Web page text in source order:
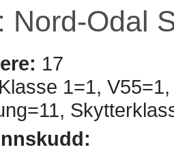
Nord-Odal
17
1=1,